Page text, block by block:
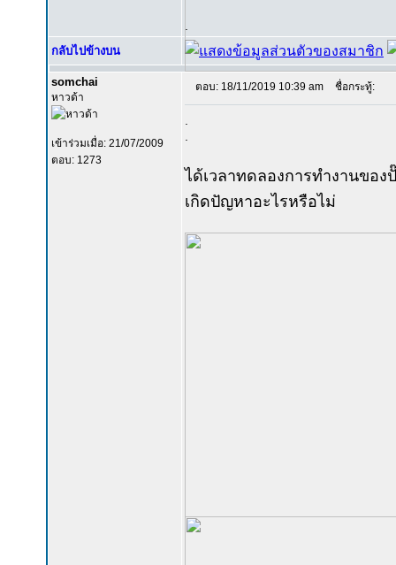
กลับไปข้างบน
somchai
หาวด้า
เข้าร่วมเมื่อ: 21/07/2009
ตอบ: 1273
ตอบ: 18/11/2019 10:39 am ชื่อกระทู้:
ได้เวลาทดลองการทำงานขอ
เกิดปัญหาอะไรหรือไม่